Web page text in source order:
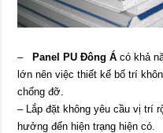
– Panel PU Đông Ácó khả
lớn nên việc thiết kế bố trí
chống đỡ.
– Lắp đặt không yêu cầu vị trí
hưởng đến hiện trạng hiện có.